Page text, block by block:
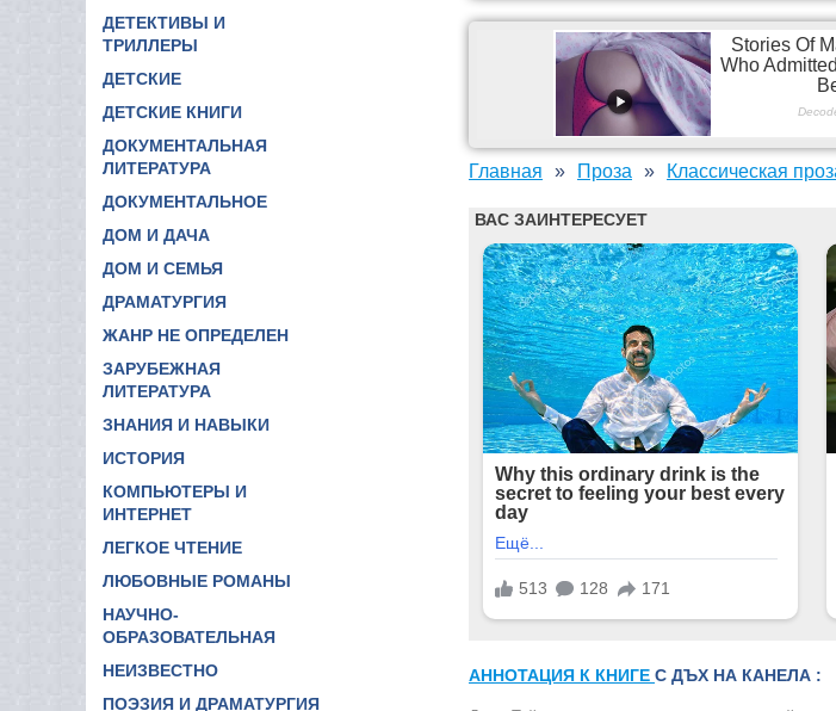
ДЕТЕКТИВЫ И
ТРИЛЛЕРЫ
ДЕТСКИЕ
ДЕТСКИЕ КНИГИ
ДОКУМЕНТАЛЬНАЯ
ЛИТЕРАТУРА
ДОКУМЕНТАЛЬНОЕ
ДОМ И ДАЧА
ДОМ И СЕМЬЯ
ДРАМАТУРГИЯ
ЖАНР НЕ ОПРЕДЕЛЕН
ЗАРУБЕЖНАЯ
ЛИТЕРАТУРА
ЗНАНИЯ И НАВЫКИ
ИСТОРИЯ
КОМПЬЮТЕРЫ И
ИНТЕРНЕТ
ЛЕГКОЕ ЧТЕНИЕ
ЛЮБОВНЫЕ РОМАНЫ
НАУЧНО-
ОБРАЗОВАТЕЛЬНАЯ
НЕИЗВЕСТНО
ПОЭЗИЯ И ДРАМАТУРГИЯ
Главная Проза Классическая
АННОТАЦИЯ К КНИГЕ С ДЪХ НА КАНЕЛА :